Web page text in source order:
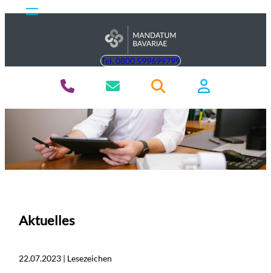
Tel. 0800 599699799
Aktuelles
22.07.2023 | Lesezeichen